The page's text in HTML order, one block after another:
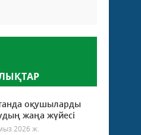
оқушыларды
жаңа жүйесі
2026 ж.